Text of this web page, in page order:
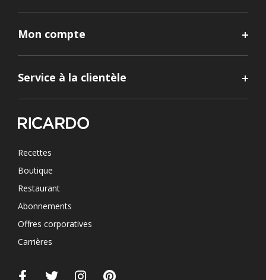
Mon compte
Service à la clientèle
Recettes
Boutique
Restaurant
Abonnements
Offres corporatives
Carrières